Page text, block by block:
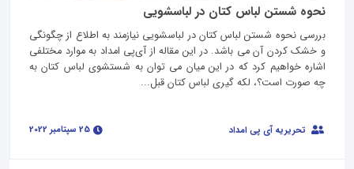
نحوه شستن لباس کتان در لباسشویی
بررسی نحوه شستن لباس کتان در لباسشویی نیازمند به اطلاع از چگونگی
و خشک کردن آن می باشد. در این مقاله از آی‌پی امداد به موارد مختلفی
اشاره خواهیم کرد که در این میان می توان به شستشوی لباس کتان به
چه صورت است؟، لکه گیری لباس کتان قبل...
تحریریه آی پی امداد